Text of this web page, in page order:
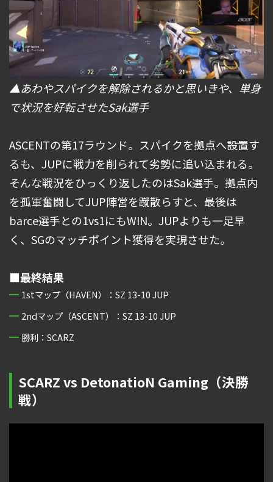
▲あわやスパイクを解除されるかと思いきや、単身
で状況を好転させたSak選手
ASCENTの第17ラウンド。スパイクを拠点へ設置す
るも、JUPに戦力を削られて劣勢に追い込まれる。
そんな戦況をひっくり返したのはSak選手。拠点内
を孤軍奮闘してJUP陣営を蹴散らすと、最後は
barce選手との1vs1にもWIN。JUPよりも一足早
く、SGのマッチポイント獲得を実現させた。
■最終結果
1stマップ（HAVEN）：SZ 13-10 JUP
2ndマップ（ASCENT）：SZ 13-10 JUP
勝利：SCARZ
SCARZ vs DetonatioN Gaming（決勝
戦）